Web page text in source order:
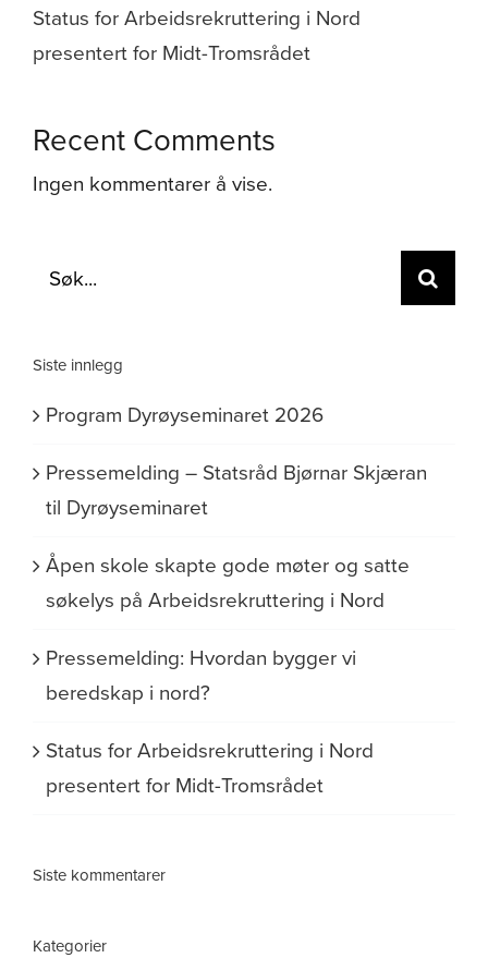
Status for Arbeidsrekruttering i Nord
presentert for Midt-Tromsrådet
Recent Comments
Ingen kommentarer å vise.
Søk
Siste innlegg
Program Dyrøyseminaret 2026
Pressemelding – Statsråd Bjørnar Skjæran
til Dyrøyseminaret
Åpen skole skapte gode møter og satte
søkelys på Arbeidsrekruttering i Nord
Pressemelding: Hvordan bygger vi
beredskap i nord?
Status for Arbeidsrekruttering i Nord
presentert for Midt-Tromsrådet
Siste kommentarer
Kategorier